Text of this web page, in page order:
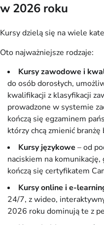
w 2026 roku
Kursy dzielą się na wiele
Oto najważniejsze rodzaje:
Kursy zawodowe i
do osób dorosłych,
kwalifikacji z klasyfikacji
prowadzone w systemie
kończą się egzaminem
którzy chcą zmienić branżę
Kursy językowe – od
naciskiem na
kończą się certyfikatem
Kursy online i e-
24/7, z wideo,
2026 roku dominują te z